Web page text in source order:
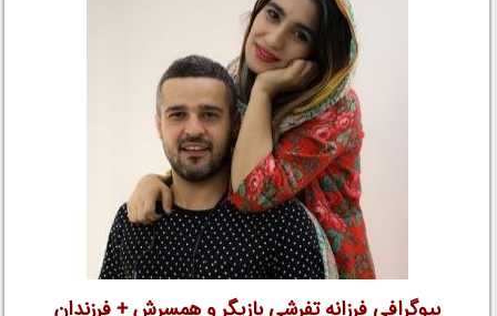
عوامل ساخت فیلم سینما متروپل را در نم نمک ببینید.
بیوگرافی فرزانه تفرشی بازیگر و همسرش + فرزندان